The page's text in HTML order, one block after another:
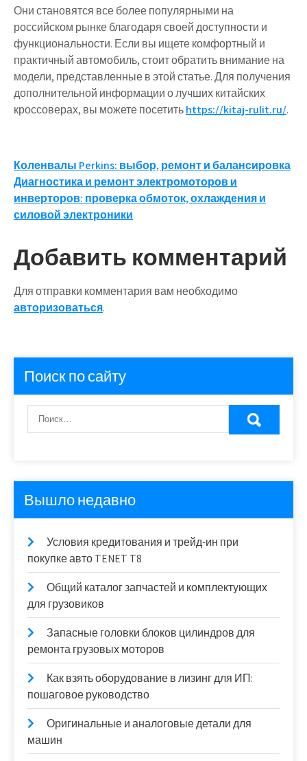
Они становятся все более популярными на
российском рынке благодаря своей доступности и
функциональности. Если вы ищете комфортный и
практичный автомобиль, стоит обратить внимание на
модели, представленные в этой статье. Для получения
дополнительной информации о лучших китайских
кроссоверах, вы можете посетитьhttps://kitaj-rulit.ru/.
Навигация
по
записям
Коленвалы Perkins: выбор, ремонт и балансировка
Диагностика и ремонт электромоторов и
инверторов: проверка обмоток, охлаждения и
силовой электроники
Добавить комментарий
Для отправки комментария вам необходимо
авторизоваться.
Поиск по сайту
Вышло недавно
Условия кредитования и трейд-ин при
покупке авто TENET T8
Общий каталог запчастей и комплектующих
для грузовиков
Запасные головки блоков цилиндров для
ремонта грузовых моторов
Как взять оборудование в лизинг для ИП:
пошаговое руководство
Оригинальные и аналоговые детали для
машин